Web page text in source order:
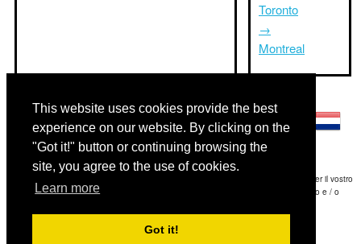
This website uses cookies provide the best
experience on our website. By clicking on the
"Got it!" button or continuing browsing the
site, you agree to the use of cookies.
Learn more
Got it!
Toronto
→
Montreal
Disclaimer: Le informazioni visualizzate su questo sito è la nostra migliore stima e per il vostro
riferimento soltanto.Triptimeto.com non è responsabile di eventuali ritardi viaggio e / o